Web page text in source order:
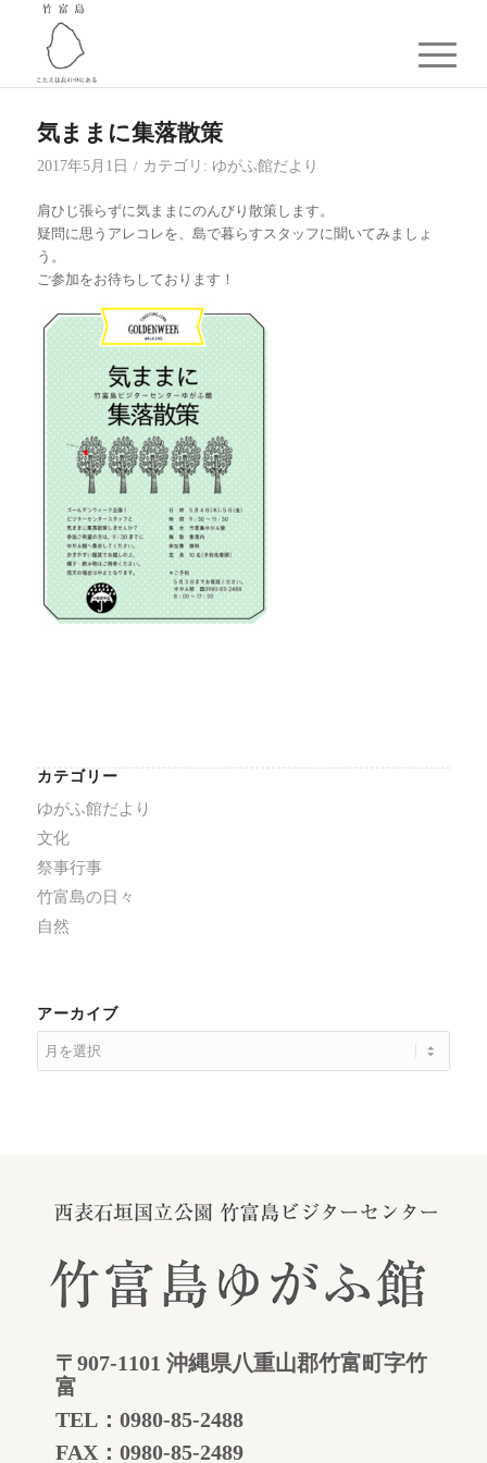
気ままに集落散策
2017年5月1日 / カテゴリ: ゆがふ館だより
肩ひじ張らずに気ままにのんびり散策します。
疑問に思うアレコレを、島で暮らすスタッフに聞いてみましょ
う。
ご参加をお待ちしております！
カテゴリー
ゆがふ館だより
文化
祭事行事
竹富島の日々
自然
アーカイブ
〒907-1101 沖縄県八重山郡竹富町字竹
富
TEL：0980-85-2488
FAX：0980-85-2489